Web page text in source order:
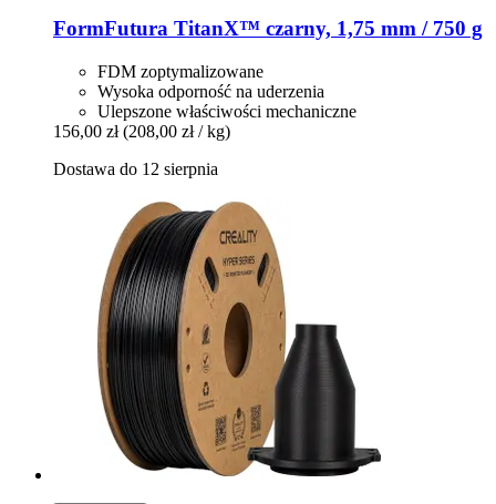
FormFutura TitanX™ czarny, 1,75 mm / 750 g
FDM zoptymalizowane
Wysoka odporność na uderzenia
Ulepszone właściwości mechaniczne
156,00 zł (208,00 zł / kg)
Dostawa do 12 sierpnia